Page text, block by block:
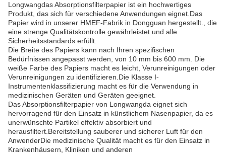
Longwangdas Absorptionsfilterpapier ist ein hochwertiges
Produkt, das sich für verschiedene Anwendungen eignet.Das
Papier wird in unserer HMEF-Fabrik in Dongguan hergestellt., die
eine strenge Qualitätskontrolle gewährleistet und alle
Sicherheitsstandards erfüllt.
Die Breite des Papiers kann nach Ihren spezifischen
Bedürfnissen angepasst werden, von 10 mm bis 600 mm. Die
weiße Farbe des Papiers macht es leicht, Verunreinigungen oder
Verunreinigungen zu identifizieren.Die Klasse I-
Instrumentenklassifizierung macht es für die Verwendung in
medizinischen Geräten und Geräten geeignet.
Das Absorptionsfilterpapier von Longwangda eignet sich
hervorragend für den Einsatz in künstlichem Nasenpapier, da es
unerwünschte Partikel effektiv absorbiert und
herausfiltert.Bereitstellung sauberer und sicherer Luft für den
AnwenderDie medizinische Qualität macht es für den Einsatz in
Krankenhäusern, Kliniken und anderen